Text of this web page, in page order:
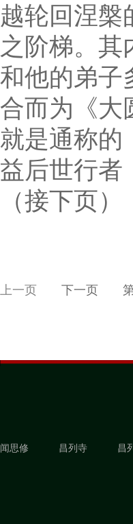
越轮回涅槃
之阶梯。其
和他的弟子
合而为《大
就是通称的
益后世行者
（接下页）
上一页 下一页
闻思修 昌列寺 昌